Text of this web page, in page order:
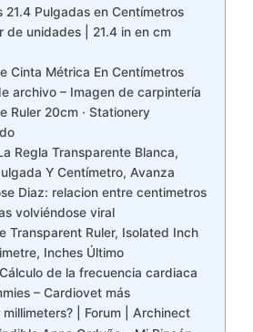
21.4 Pulgadas en Centímetros
de unidades | 21.4 in en cm
Cinta Métrica En Centímetros
archivo – Imagen de carpintería
Ruler 20cm · Stationery
Regla Transparente Blanca,
Y Centímetro, Avanza
Diaz: relacion entre centimetros
volviéndose viral
Transparent Ruler, Isolated Inch
Inches Último
de la frecuencia cardiaca
– Cardiovet más
millimeters? | Forum | Archinect